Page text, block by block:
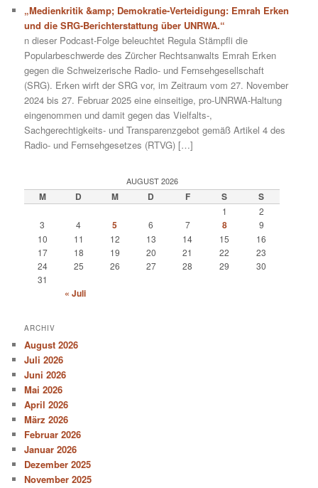
„Medienkritik &amp; Demokratie-Verteidigung: Emrah Erken
und die SRG-Berichterstattung über UNRWA.“
n dieser Podcast-Folge beleuchtet Regula Stämpfli die
Popularbeschwerde des Zürcher Rechtsanwalts Emrah Erken
gegen die Schweizerische Radio- und Fernsehgesellschaft
(SRG). Erken wirft der SRG vor, im Zeitraum vom 27. November
2024 bis 27. Februar 2025 eine einseitige, pro-UNRWA-Haltung
eingenommen und damit gegen das Vielfalts-,
Sachgerechtigkeits- und Transparenzgebot gemäß Artikel 4 des
Radio- und Fernsehgesetzes (RTVG) […]
AUGUST 2026
M D M D F S S
1
2
3
4 5 6 7 8
9
10
11 12 13 14 15
16
17
18 19 20 21 22
23
24
25 26 27 28 29
30
31
« Juli
ARCHIV
August 2026
Juli 2026
Juni 2026
Mai 2026
April 2026
März 2026
Februar 2026
Januar 2026
Dezember 2025
November 2025